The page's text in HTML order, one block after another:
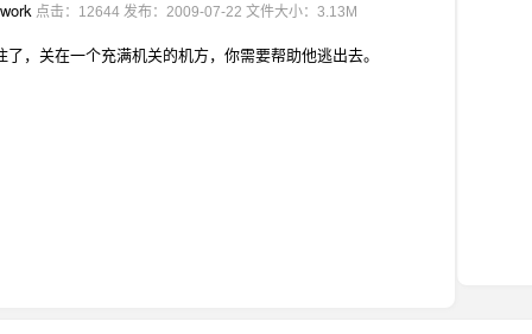
点击：12644 发布：2009-07-22 文件大小：3.13M
，关在一个充满机关的机方，你需要帮助他逃出去。